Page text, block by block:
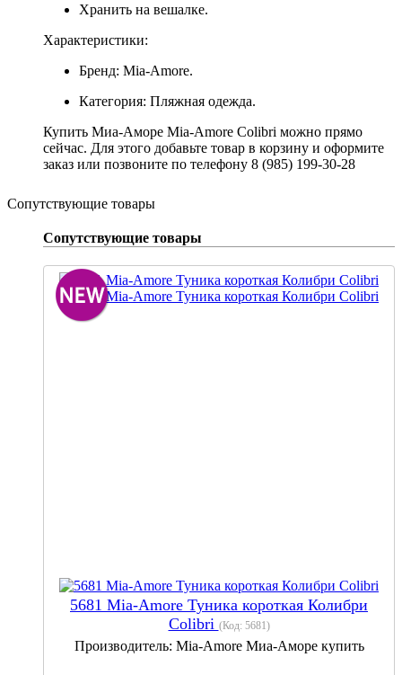
Хранить на вешалке.
Характеристики:
Бренд: Mia-Amore.
Категория: Пляжная одежда.
Купить Миа-Аморе Mia-Amore Colibri можно прямо
сейчас. Для этого добавьте товар в корзину и оформите
заказ или позвоните по телефону 8 (985) 199-30-28
Сопутствующие товары
Сопутствующие товары
5681 Mia-Amore Туника короткая Колибри
Colibri (Код: 5681)
Производитель: Mia-Amore Миа-Аморе купить